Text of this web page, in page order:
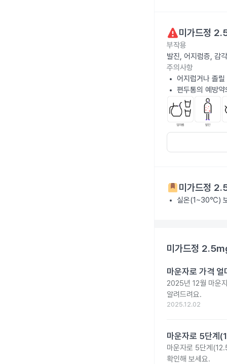
미가드정
부작용
발진, 어지럼증, 감
주의사항
어지럽거나 졸
편두통의 예방
미가드정
실온(1~30℃)
미가드정
마운자로 가격
2025년 12월 마운
알려드려요.
2025.12.02
마운자로 5단계
마운자로 5단계
확인해 보세요.